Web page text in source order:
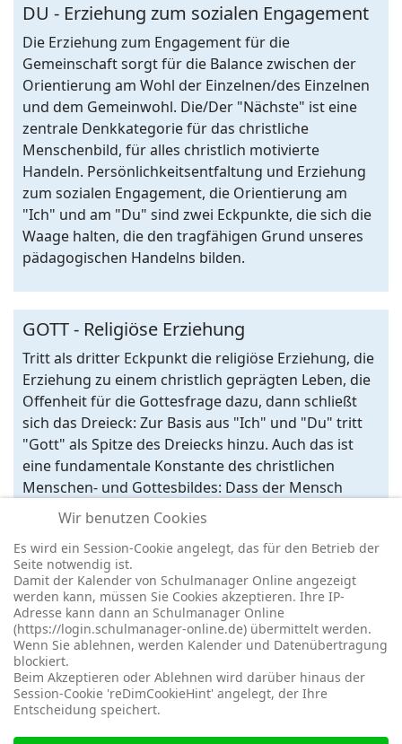
DU - Erziehung zum sozialen Engagement
Die Erziehung zum Engagement für die
Gemeinschaft sorgt für die Balance zwischen der
Orientierung am Wohl der Einzelnen/des Einzelnen
und dem Gemeinwohl. Die/Der "Nächste" ist eine
zentrale Denkkategorie für das christliche
Menschenbild, für alles christlich motivierte
Handeln. Persönlichkeitsentfaltung und Erziehung
zum sozialen Engagement, die Orientierung am
"Ich" und am "Du" sind zwei Eckpunkte, die sich die
Waage halten, die den tragfähigen Grund unseres
pädagogischen Handelns bilden.
GOTT - Religiöse Erziehung
Tritt als dritter Eckpunkt die religiöse Erziehung, die
Erziehung zu einem christlich geprägten Leben, die
Offenheit für die Gottesfrage dazu, dann schließt
sich das Dreieck: Zur Basis aus "Ich" und "Du" tritt
"Gott" als Spitze des Dreiecks hinzu. Auch das ist
eine fundamentale Konstante des christlichen
Menschen- und Gottesbildes: Dass der Mensch
fähig ist, sich nach Gott auszurichten, Gott zu
Pädagogik soll dazu beitragen, unseren
Schülerinnen und Schülern das zu ermöglichen.
© 2026 -
Einstellungen-Redaktionslogin
Wir benutzen Cookies
Es wird ein Session-Cookie angelegt, das für den Betrieb der
Seite notwendig ist.
Damit der Kalender von Schulmanager Online angezeigt
werden kann, müssen Sie Cookies akzeptieren. Ihre IP-
Adresse kann dann an Schulmanager Online
(https://login.schulmanager-online.de) übermittelt werden.
Wenn Sie ablehnen, werden Kalender und Datenübertragung
blockiert.
Beim Akzeptieren oder Ablehnen wird darüber hinaus der
Session-Cookie 'reDimCookieHint' angelegt, der Ihre
Entscheidung speichert.